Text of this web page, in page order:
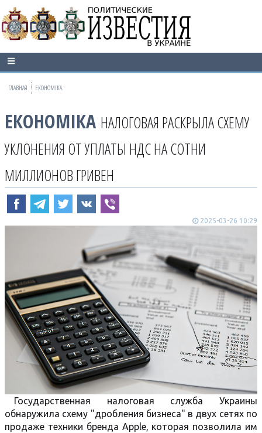
ГЛАВНАЯ ЕКОНОМІКА
ЕКОНОМІКА НАЛОГОВАЯ РАСКРЫЛА СХЕМУ
УКЛОНЕНИЯ ОТ УПЛАТЫ НДС НА СОТНИ
МИЛЛИОНОВ ГРИВЕН
2025-03-26 10:29
Государственная налоговая служба Украины
обнаружила схему "дробления бизнеса" в двух сетях по
продаже техники бренда Apple, которая позволила им